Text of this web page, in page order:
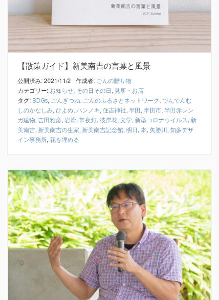
【散策ガイド】新美南吉の言葉と風景
公開済み: 2021/11/2 作成者: ごんの贈り物
カテゴリー: お知らせ, その日その日, 見所・お店
タグ:SDGs, ごんぎつね, ごんのふるさとネットワーク, でんでんむ
しのかなしみ, ひよめ, ハンノキ, 住吉神社, 半田, 半田市, 半田赤レン
ガ建物, 吉田雅彦, 岩滑, 常夜灯, 彼岸花, 文学, 新型コロナウイルス, 新
美南吉, 新美南吉の生家, 新美南吉記念館, 明日, 本, 矢勝川, 知多デザ
イン事務所, 花を埋める